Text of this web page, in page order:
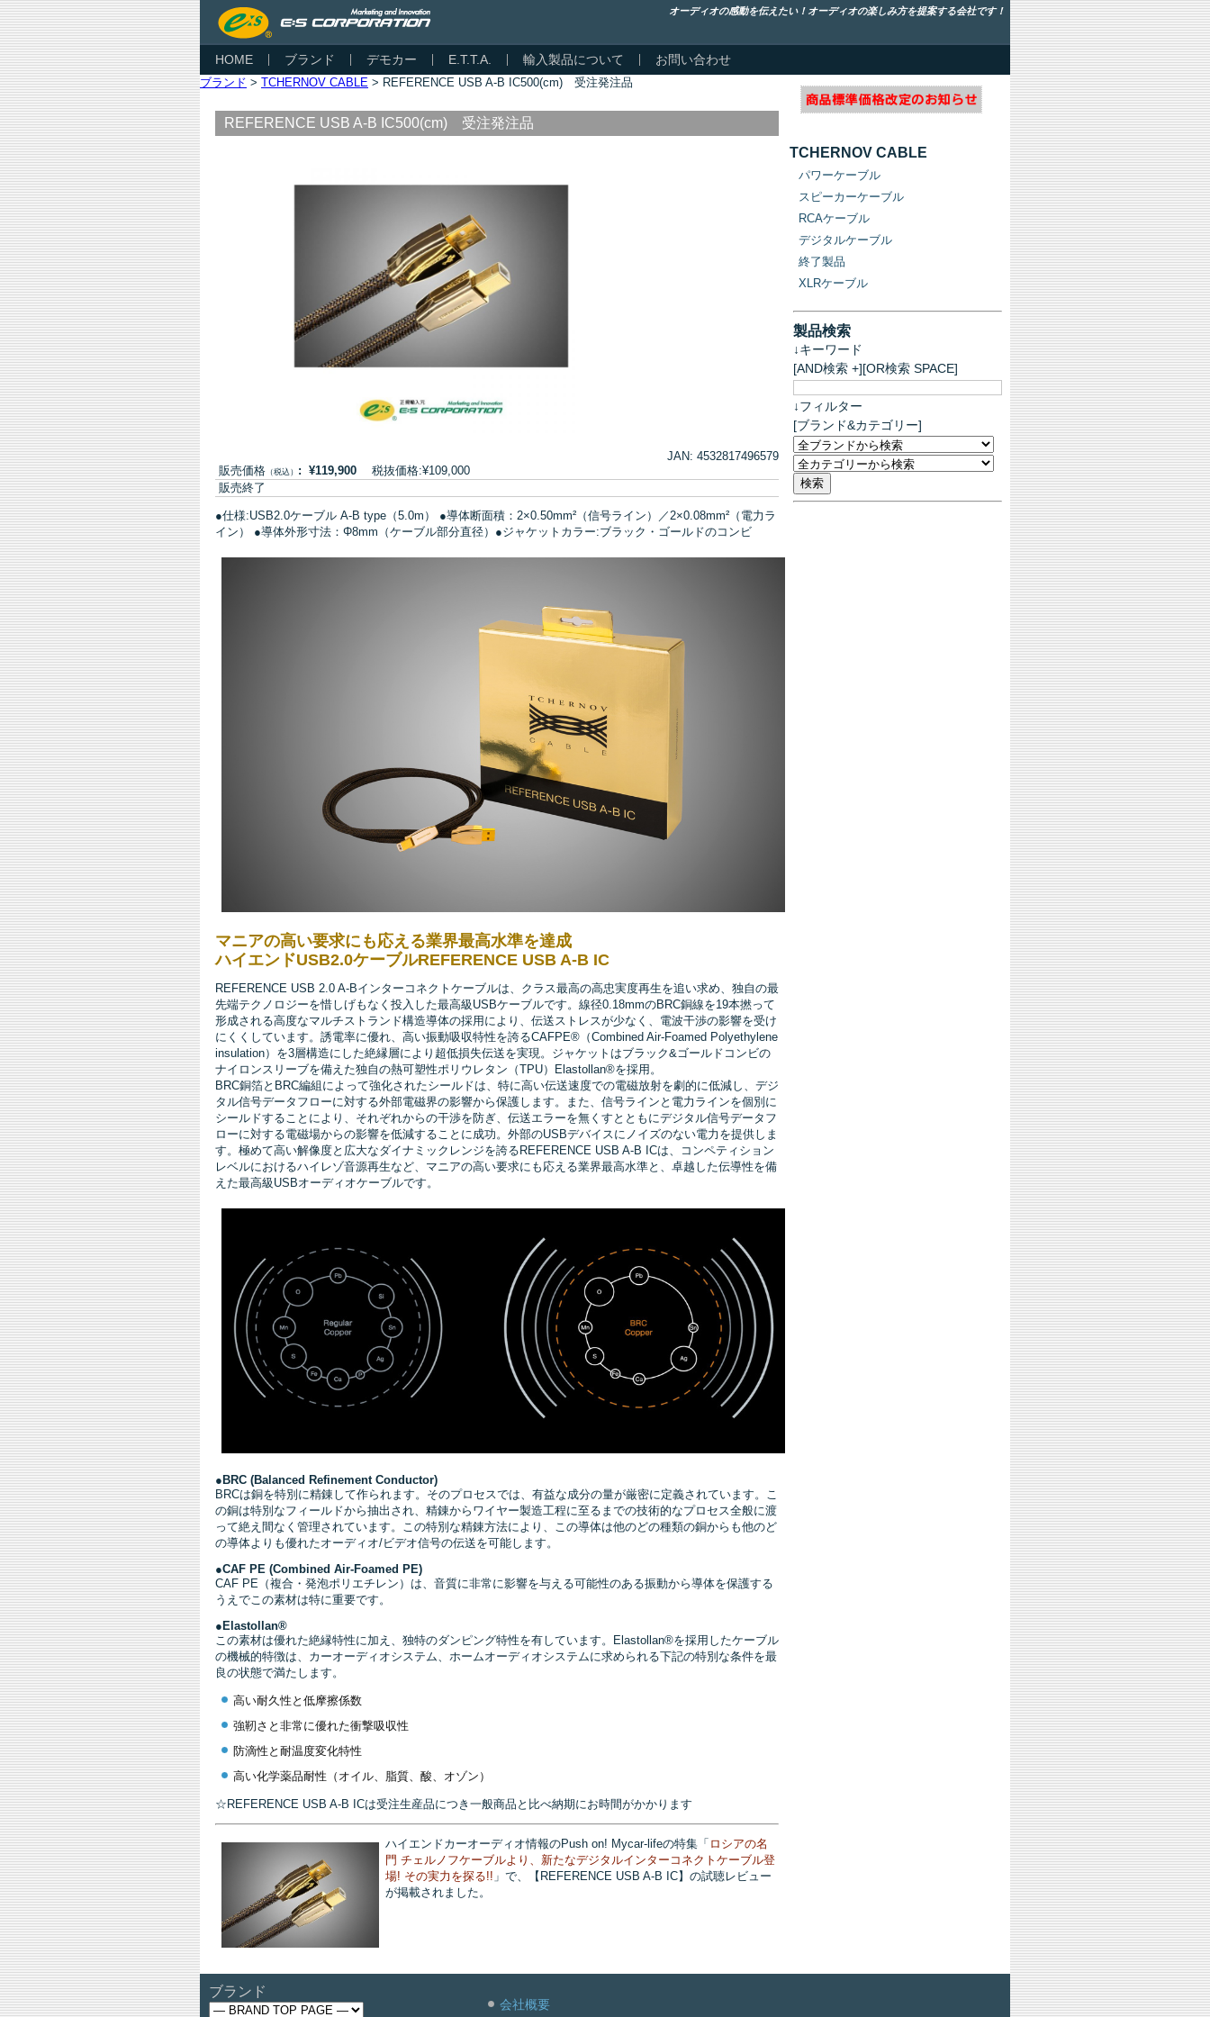
オーディオの感動を伝えたい！オーディオの楽しみ方を提案する会社です！
HOME ブランド デモカー E.T.T.A. 輸入製品について お問い合わせ
ブランド > TCHERNOV CABLE > REFERENCE USB A-B IC500(cm) 受注発注品
REFERENCE USB A-B IC500(cm) 受注発注品
JAN: 4532817496579
販売価格 （税込） : ¥119,900 税抜価格:¥109,000
販売終了
●仕様:USB2.0ケーブル A-B type（5.0m） ●導体断面積：2×0.50mm²（信号ライン）／2×0.08mm²（電力ラ
イン） ●導体外形寸法：Φ8mm（ケーブル部分直径）●ジャケットカラー:ブラック・ゴールドのコンビ
マニアの高い要求にも応える業界最高水準を達成
ハイエンドUSB2.0ケーブルREFERENCE USB A-B IC
REFERENCE USB 2.0 A-Bインターコネクトケーブルは、クラス最高の高忠実度再生を追い求め、独自の最
先端テクノロジーを惜しげもなく投入した最高級USBケーブルです。線径0.18mmのBRC銅線を19本撚って
形成される高度なマルチストランド構造導体の採用により、伝送ストレスが少なく、電波干渉の影響を受け
にくくしています。誘電率に優れ、高い振動吸収特性を誇るCAFPE®（Combined Air-Foamed Polyethylene
insulation）を3層構造にした絶縁層により超低損失伝送を実現。ジャケットはブラック&ゴールドコンビの
ナイロンスリーブを備えた独自の熱可塑性ポリウレタン（TPU）Elastollan®を採用。
BRC銅箔とBRC編組によって強化されたシールドは、特に高い伝送速度での電磁放射を劇的に低減し、デジ
タル信号データフローに対する外部電磁界の影響から保護します。また、信号ラインと電力ラインを個別に
シールドすることにより、それぞれからの干渉を防ぎ、伝送エラーを無くすとともにデジタル信号データフ
ローに対する電磁場からの影響を低減することに成功。外部のUSBデバイスにノイズのない電力を提供しま
す。極めて高い解像度と広大なダイナミックレンジを誇るREFERENCE USB A-B ICは、コンペティション
レベルにおけるハイレゾ音源再生など、マニアの高い要求にも応える業界最高水準と、卓越した伝導性を備
えた最高級USBオーディオケーブルです。
●BRC (Balanced Refinement Conductor)
BRCは銅を特別に精錬して作られます。そのプロセスでは、有益な成分の量が厳密に定義されています。こ
の銅は特別なフィールドから抽出され、精錬からワイヤー製造工程に至るまでの技術的なプロセス全般に渡
って絶え間なく管理されています。この特別な精錬方法により、この導体は他のどの種類の銅からも他のど
の導体よりも優れたオーディオ/ビデオ信号の伝送を可能します。
●CAF PE (Combined Air-Foamed PE)
CAF PE（複合・発泡ポリエチレン）は、音質に非常に影響を与える可能性のある振動から導体を保護する
うえでこの素材は特に重要です。
● Elastollan®
この素材は優れた絶縁特性に加え、独特のダンピング特性を有しています。Elastollan®を採用したケーブル
の機械的特徴は、カーオーディオシステム、ホームオーディオシステムに求められる下記の特別な条件を最
良の状態で満たします。
高い耐久性と低摩擦係数
強靭さと非常に優れた衝撃吸収性
防滴性と耐温度変化特性
高い化学薬品耐性（オイル、脂質、酸、オゾン）
☆REFERENCE USB A-B ICは受注生産品につき一般商品と比べ納期にお時間がかかります
ハイエンドカーオーディオ情報のPush on! Mycar-lifeの特集「 ロシアの名
門 チェルノフケーブルより、新たなデジタルインターコネクトケーブル登
場! その実力を探る!! 」で、【REFERENCE USB A-B IC】の試聴レビュー
が掲載されました。
TCHERNOV CABLE
パワーケーブル
スピーカーケーブル
RCAケーブル
デジタルケーブル
終了製品
XLRケーブル
製品検索
↓キーワード
[AND検索 +][OR検索 SPACE]
↓フィルター
[ブランド&カテゴリー]
ブランド
会社概要